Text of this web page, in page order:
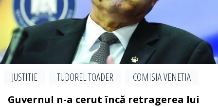
JUSTITIE TUDOREL TOADER
COMISIA VENETIA
Guvernul n-a cerut încă retragerea lui